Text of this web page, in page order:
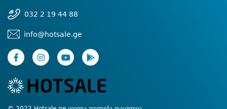
032 2 19 44 88
info@hotsale.ge